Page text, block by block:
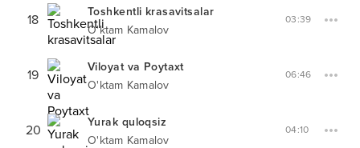
18
Toshkentli krasavitsalar
O'ktam Kamalov
03:39
19
Viloyat va Poytaxt
O'ktam Kamalov
06:46
20
Yurak quloqsiz
O'ktam Kamalov
04:10